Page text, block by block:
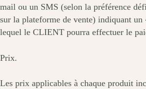
mail ou un SMS (selon la préférence
sur la plateforme de vente) indiquant un
lequel le CLIENT pourra effectuer le
Prix.
Les prix applicables à chaque produit